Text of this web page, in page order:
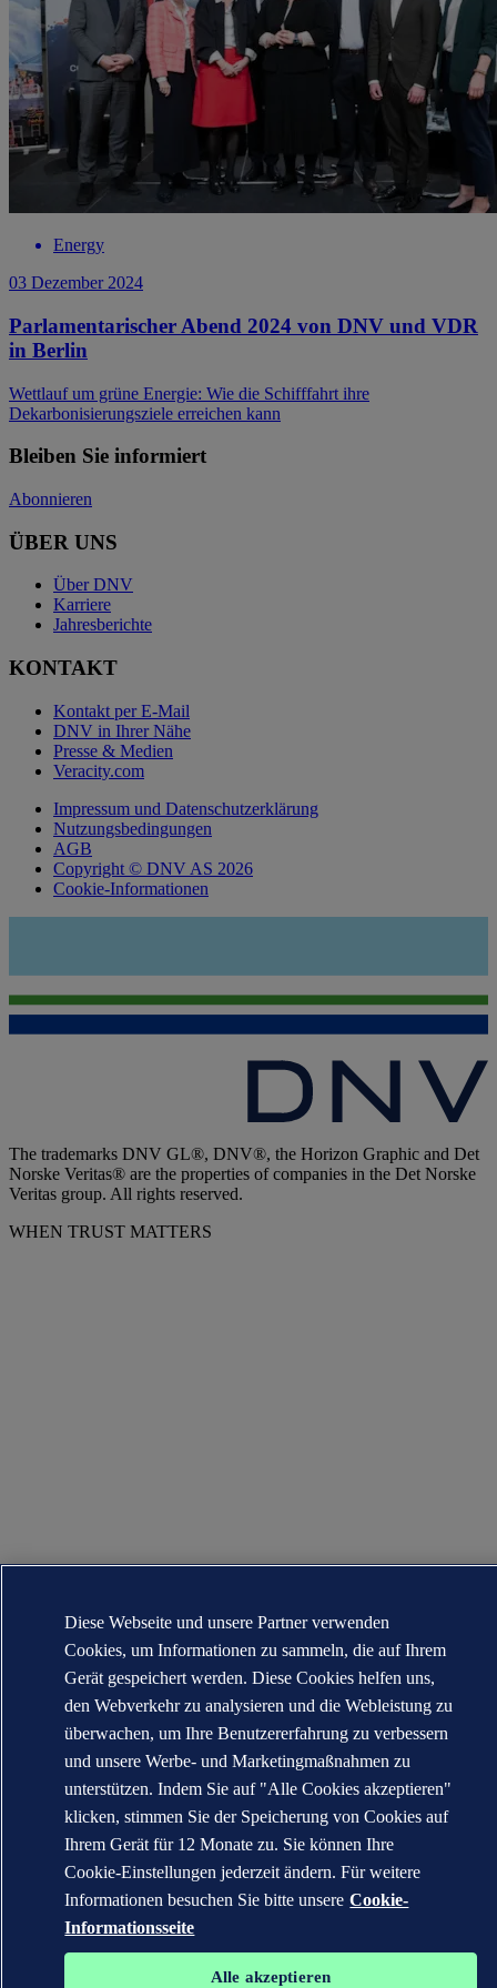
Energy
03 Dezember 2024
Parlamentarischer Abend 2024 von DNV und VDR
in Berlin
Wettlauf um grüne Energie: Wie die Schifffahrt ihre
Dekarbonisierungsziele erreichen kann
Bleiben Sie informiert
Abonnieren
ÜBER UNS
Über DNV
Karriere
Jahresberichte
KONTAKT
Kontakt per E-Mail
DNV in Ihrer Nähe
Presse & Medien
Veracity.com
Impressum und Datenschutzerklärung
Nutzungsbedingungen
AGB
Copyright © DNV AS 2026
Cookie-Informationen
The trademarks DNV GL®, DNV®, the Horizon Graphic and Det
Norske Veritas® are the properties of companies in the Det Norske
Veritas group. All rights reserved.
WHEN TRUST MATTERS
Diese Webseite und unsere Partner verwenden
Cookies, um Informationen zu sammeln, die auf Ihrem
Gerät gespeichert werden. Diese Cookies helfen uns,
den Webverkehr zu analysieren und die Webleistung zu
überwachen, um Ihre Benutzererfahrung zu verbessern
und unsere Werbe- und Marketingmaßnahmen zu
unterstützen. Indem Sie auf "Alle Cookies akzeptieren"
klicken, stimmen Sie der Speicherung von Cookies auf
Ihrem Gerät für 12 Monate zu. Sie können Ihre
Cookie-Einstellungen jederzeit ändern. Für weitere
Informationen besuchen Sie bitte unsere Cookie-
Informationsseite
Alle akzeptieren